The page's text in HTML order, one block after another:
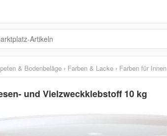
& Bodenbeläge › Farben & Lacke › Farben für Innen
und Vielzweckklebstoff 10 kg